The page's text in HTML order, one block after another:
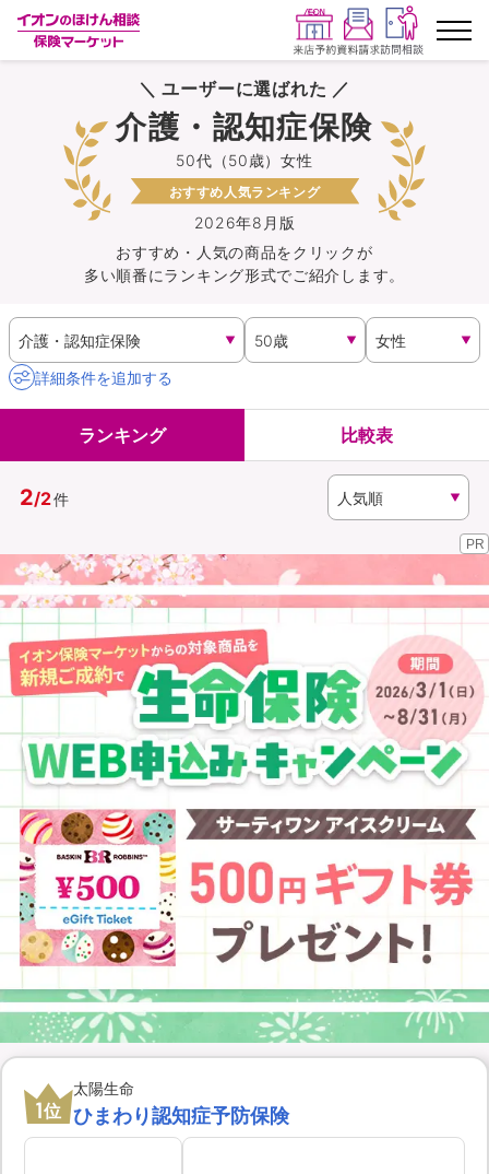
ランキングから探す
保険を比較する
保険会社から探す
イオンカード会員さま専用保険
キャンペーン一覧
イオングループ従業員さま向け
資料請求
（無料）
訪問相談
イオンカード会員さま専用保険
＼ ユーザーに選ばれた ／
2026年8月版
50代（50歳）女性
介護・認知症保険
おすすめ人気ランキング
おすすめ・人気の商品をクリックが
多い順番にランキング形式でご紹介します。
詳細条件を追加する
ランキング 比較表
2/2件
PR
1位
太陽生命
ひまわり認知症予防保険